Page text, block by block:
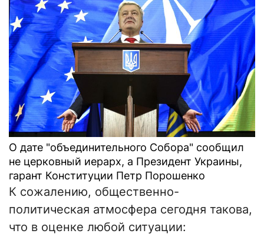
О дате "объединительного Собора" сообщил
не церковный иерарх, а Президент Украины,
гарант Конституции Петр Порошенко
К сожалению, общественно-
политическая атмосфера сегодня такова,
что в оценке любой ситуации: